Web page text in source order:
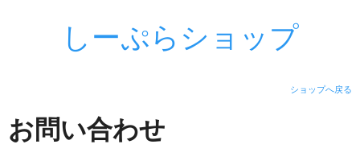
しーぷらショップ
ショップへ戻る
お問い合わせ